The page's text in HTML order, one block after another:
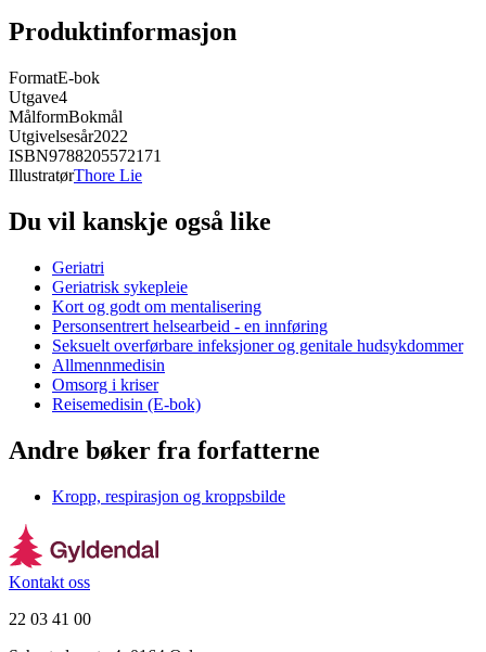
Produktinformasjon
FormatE-bok
Utgave4
MålformBokmål
Utgivelsesår2022
ISBN9788205572171
IllustratørThore Lie
Du vil kanskje også like
Geriatri
Geriatrisk sykepleie
Kort og godt om mentalisering
Personsentrert helsearbeid - en innføring
Seksuelt overførbare infeksjoner og genitale hudsykdommer
Allmennmedisin
Omsorg i kriser
Reisemedisin (E-bok)
Andre bøker fra forfatterne
Kropp, respirasjon og kroppsbilde
Kontakt oss
22 03 41 00